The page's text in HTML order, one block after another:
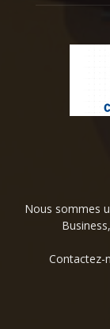
Nous sommes
Contactez-